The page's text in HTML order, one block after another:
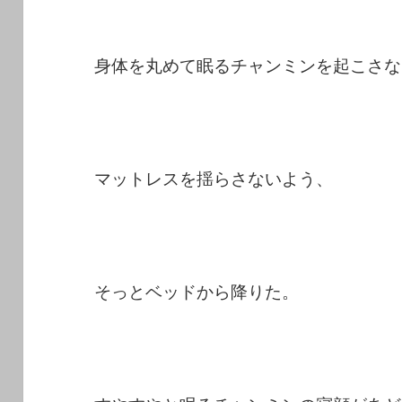
身体を丸めて眠るチャンミンを起こさ
マットレスを揺らさないよう、
そっとベッドから降りた。